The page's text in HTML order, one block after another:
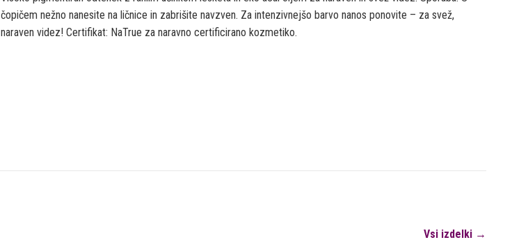
čopičem nežno nanesite na ličnice in zabrišite navzven. Za intenzivnejšo barvo nanos ponovite – za svež,
naraven videz! Certifikat: NaTrue za naravno certificirano kozmetiko.
Vsi izdelki →